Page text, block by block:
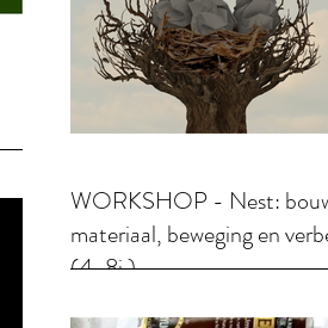
WORKSHOP - Nest:
materiaal, beweging en
(4-8j.)